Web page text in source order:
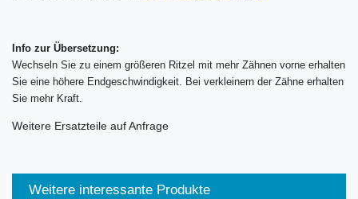
Info zur Übersetzung:
Wechseln Sie zu einem größeren Ritzel mit mehr Zähnen vorne erhalten
Sie eine höhere Endgeschwindigkeit. Bei verkleinern der Zähne erhalten
Sie mehr Kraft.
Weitere Ersatzteile auf Anfrage
Weitere interessante Produkte